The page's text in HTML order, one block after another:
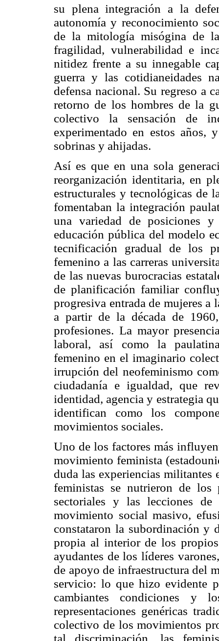
su plena integración a la
autonomía y reconocimiento
de la mitología misógina de
fragilidad, vulnerabilidad e
nitidez frente a su innegable
guerra y las cotidianeidades
defensa nacional. Su regreso a
retorno de los hombres de la
colectivo la sensación de
experimentado en estos
sobrinas y ahijadas.
Así es que en una sola
reorganización identitaria, en
estructurales y tecnológicas de
fomentaban la integración
una variedad de posiciones
educación pública del modelo
tecnificación gradual de los
femenino a las carreras
de las nuevas burocracias
de planificación familiar
progresiva entrada de mujeres a
a partir de la década de
profesiones. La mayor
laboral, así como la
femenino en el imaginario
irrupción del neofeminismo
ciudadanía e igualdad, que
identidad, agencia y estrategia
identifican como los
movimientos sociales.
Uno de los factores más
movimiento feminista
duda las experiencias
feministas se nutrieron de los
sectoriales y las lecciones
movimiento social masivo,
constataron la subordinación y
propia al interior de los
ayudantes de los líderes
de apoyo de infraestructura del
servicio: lo que hizo evidente
cambiantes condiciones y
representaciones genéricas
colectivo de los movimientos
tal discriminación, las